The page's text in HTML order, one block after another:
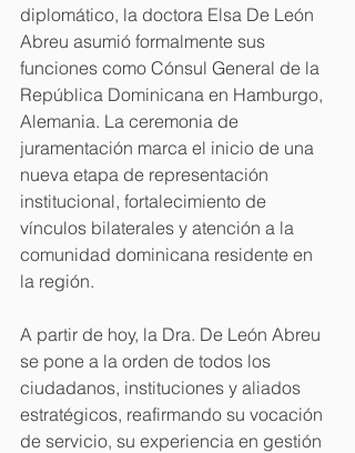
diplomático, la doctora Elsa De León
Abreu asumió formalmente sus
funciones como Cónsul General de la
República Dominicana en Hamburgo,
Alemania. La ceremonia de
juramentación marca el inicio de una
nueva etapa de representación
institucional, fortalecimiento de
vínculos bilaterales y atención a la
comunidad dominicana residente en
la región.
A partir de hoy, la Dra. De León Abreu
se pone a la orden de todos los
ciudadanos, instituciones y aliados
estratégicos, reafirmando su vocación
de servicio, su experiencia en gestión